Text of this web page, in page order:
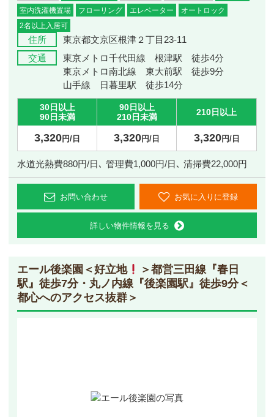
室内洗濯機置場
フローリング エレベーター
オートロック
2名以上入居可
住所
東京都文京区根津２丁目23-11
交通
東京メトロ千代田線 根津駅 徒歩4分
東京メトロ南北線 東大前駅 徒歩9分
山手線 日暮里駅 徒歩14分
30日以上
90日未満
90日以上
210日未満
210日以上
3,320円/日 3,320円/日 3,320円/日
水道光熱費880円/日､ 管理費1,000円/日､ 清掃費22,000円
お問い合わせ お気に入りに登録
詳しい物件情報を見る
エール後楽園 ＜好立地
＞都営三田線『春日
駅』徒歩7分・丸ノ内線『後楽園駅』徒歩9分＜
都心へのアクセス抜群＞